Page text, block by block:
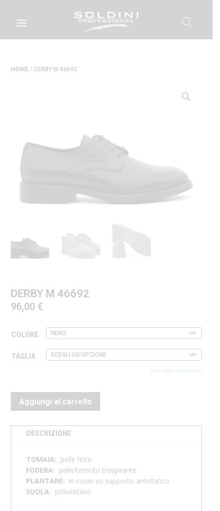
HOME/ DERBY M 46692
DERBY M 46692
96,00 €
COLORE
TAGLIA
Cancella Selezione
Aggiungi al carrello
DESCRIZIONE
TOMAIA: pelle fiore
FODERA: pelle/tessuto traspirante
PLANTARE: in cuoio su supporto antistatico
SUOLA: poliuretano